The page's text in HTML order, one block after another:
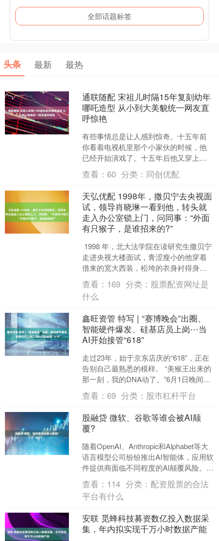
全部话题标签
头条 最新 最热
通联随配 宋祖儿时隔15年复刻幼年
哪吒造型 从小到大美貌统一网友直
呼惊艳
有些事情总是让人感到惊奇。十五年前
你看着电视机里那个小家伙的时候，他
已经开始演戏了。十五年后他又穿上差
不多的衣服出现在你眼前，你居然还能
一眼就认出是他本人。 宋....
查看：60 分类： 同创优配
天弘优配 1998年，撒贝宁去央视面
试，领导肖晓琳一看到他，转头就
走入办公室锁上门，问同事：“外面
有只猴子，是谁招来的?”
1998 年，北大法学院在读研究生撒贝宁
走进央视大楼面试，青涩瘦小的他穿着
借来的宽大西装，松垮的衣身衬得身形
单薄。 栏目负责人肖晓琳初见他，转身
回办公室关门，....
查看： 169 分类： 股票配资网址是
什么
鑫旺资管 特写 | “赛博晚会”出圈、
智能硬件爆发、硅基店员上岗⋯当
AI开始接管“618”
走过23年，始于京东店庆的“618”，正在
告别自己最熟悉的模样。 “美猴王出来的
那一刻，我的DNA动了。”6月1日晚间，
一位用户在社交媒体上写下这句话。那
一晚，....
查看：69 分类： 股市杠杆平台
股融贷 微软、谷歌等谁会被AI颠
覆?
随着OpenAI、Anthropic和Alphabet等大
语言模型公司纷纷推出AI智能体，应用软
件提供商面临不同程度的AI颠覆风险。彭
博行业研究对不同公司未来的....
查看： 114 分类： 配资股票的合法
平台有什么
安联 觅蜂科技募资数亿投入数据采
集，年内拟实现千万小时数据产能